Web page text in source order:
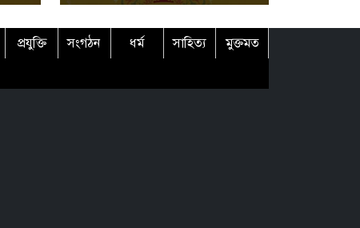
প্রযুক্তি সংগঠন ধর্ম সাহিত্য
মুক্তমত